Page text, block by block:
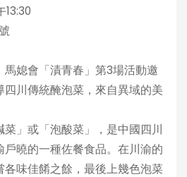
13:30
媳會「漬青春」第3場活動邀
川傳統醃泡菜，來自異域的美
」或「泡酸菜」，是中國四川
曉的一種佐餐食品。在川渝的
味佳餚之餘，最後上幾色泡菜